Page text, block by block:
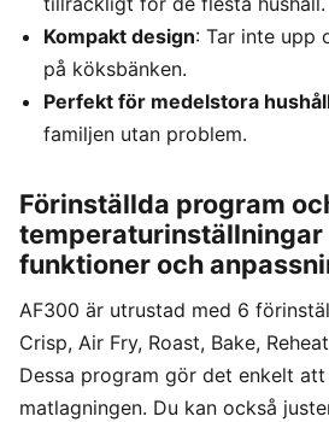
Kompakt design: Tar inte upp
på köksbänken.
Perfekt för medelstora
familjen utan problem.
Förinställda program
temperaturinställningar
funktioner och
AF300 är utrustad med 6
Crisp, Air Fry, Roast, Bake,
Dessa program gör det enkelt
matlagningen. Du kan också